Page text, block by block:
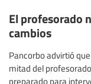
El profesorado
cambios
Pancorbo advirtió
mitad del
preparado para